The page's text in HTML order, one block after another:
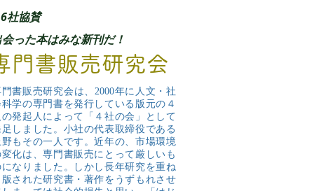
社協賛
った本はみな新刊だ！
門書販売研究会
門書販売研究会は、2000年に人文・社
科学の専門書を発行している版元の４
の発起人によって「４社の会」として
足しました。小社の代表取締役である
野もその一人です。近年の、市場環境
変化は、専門書販売にとって厳しいも
になりました。しかし長年研究を重ね
版された研究書・著作をうずもれさせ